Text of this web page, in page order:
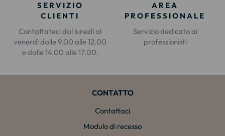
SERVIZIO
CLIENTI
Contattateci dal lunedì al
venerdì dalle 9.00 alle 12.00
e dalle 14.00 alle 17.00.
AREA
PROFESSIONALE
Servizio dedicato ai
professionisti
CONTATTO
Contattaci
Modulo di recesso